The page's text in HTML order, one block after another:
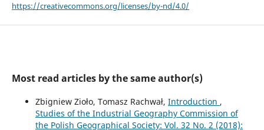
https://creativecommons.org/licenses/by-nd/4.0/
Most read articles by the same author(s)
Zbigniew Zioło, Tomasz Rachwał, Introduction ,
Studies of the Industrial Geography Commission of
the Polish Geographical Society: Vol. 32 No. 2 (2018):